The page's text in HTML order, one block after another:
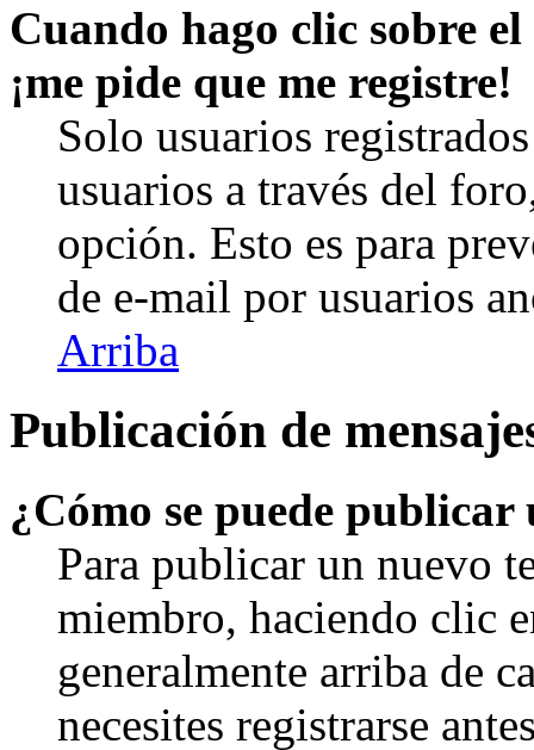
Cuando hago clic sobre
¡me pide que me registre!
Solo usuarios
usuarios a través del
opción. Esto es para
de e-mail por usuarios
Arriba
Publicación de
¿Cómo se puede
Para publicar un nuevo
miembro, haciendo clic
generalmente arriba de
necesites registrarse